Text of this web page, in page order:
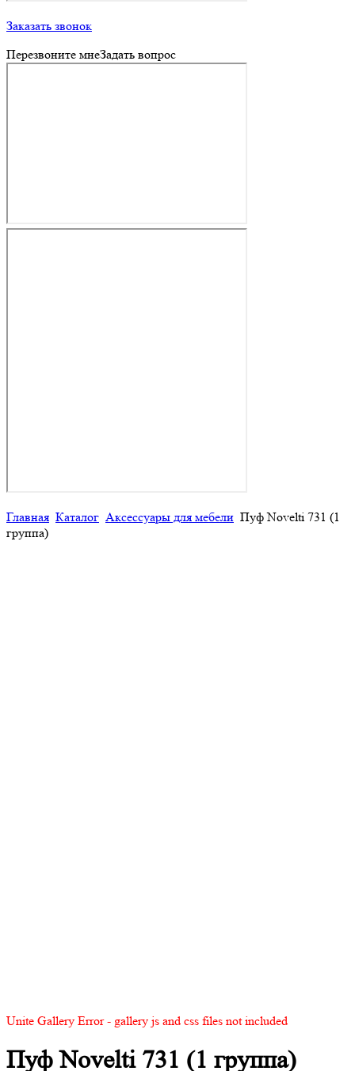
Заказать звонок
Перезвоните мнеЗадать вопрос
Главная Каталог Аксессуары для мебели Пуф Novelti 731 (1
группа)
Unite Gallery Error - gallery js and css files not included
Пуф Novelti 731 (1 группа)